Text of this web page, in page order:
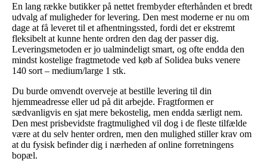
En lang række butikker på nettet frembyder efterhånden et bredt
udvalg af muligheder for levering. Den mest moderne er nu om
dage at få leveret til et afhentningssted, fordi det er ekstremt
fleksibelt at kunne hente ordren den dag der passer dig.
Leveringsmetoden er jo ualmindeligt smart, og ofte endda den
mindst kostelige fragtmetode ved køb af Solidea buks venere
140 sort – medium/large 1 stk.
Du burde omvendt overveje at bestille levering til din
hjemmeadresse eller ud på dit arbejde. Fragtformen er
sædvanligvis en sjat mere bekostelig, men endda særligt nem.
Den mest prisbevidste fragtmulighed vil dog i de fleste tilfælde
være at du selv henter ordren, men den mulighed stiller krav om
at du fysisk befinder dig i nærheden af online forretningens
bopæl.